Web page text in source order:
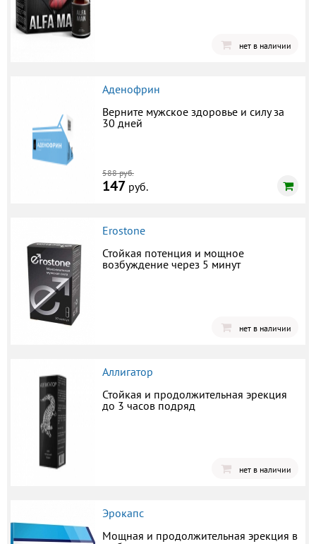
нет в наличии
Аденофрин
Верните мужское здоровье и силу за
30 дней
588 руб.
147 руб.
Erostone
Стойкая потенция и мощное
возбуждение через 5 минут
нет в наличии
Аллигатор
Стойкая и продолжительная эрекция
до 3 часов подряд
нет в наличии
Эрокапс
Мощная и продолжительная эрекция в